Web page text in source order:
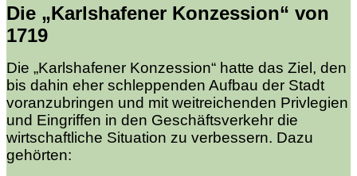
Die „Karlshafener Konzession“ von
1719
Die „Karlshafener Konzession“ hatte das Ziel, den
bis dahin eher schleppenden Aufbau der Stadt
voranzubringen und mit weitreichenden Privlegien
und Eingriffen in den Geschäftsverkehr die
wirtschaftliche Situation zu verbessern. Dazu
gehörten: